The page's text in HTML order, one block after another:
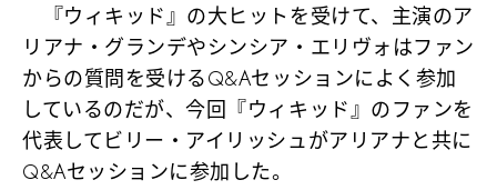
『ウィキッド』の大ヒットを受けて、主演のア
リアナ・グランデやシンシア・エリヴォはファン
からの質問を受けるQ&Aセッションによく参加
しているのだが、今回『ウィキッド』のファンを
代表してビリー・アイリッシュがアリアナと共に
Q&Aセッションに参加した。